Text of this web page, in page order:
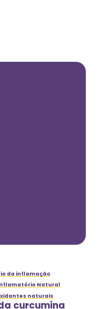
da inflamação
Natural
naturais
curcumina